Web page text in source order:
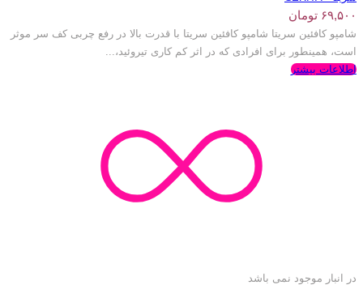
۶۹,۵۰۰ تومان
شامپو کافئین سریتا شامپو کافئین سریتا با قدرت بالا در رفع چربی کف سر موثر
است، همینطور برای افرادی که در اثر کم کاری تیروئید،...
اطلاعات بیشتر
در انبار موجود نمی باشد